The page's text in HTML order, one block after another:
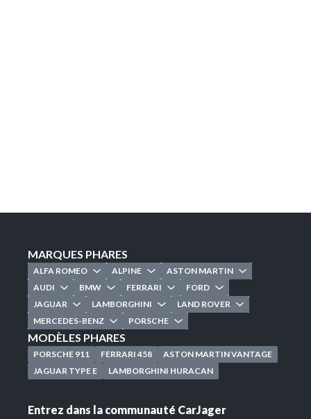
MARQUES PHARES
ALFA ROMEO ALPINE
ASTON MARTIN
AUDI
BMW FERRARI
FORD
JAGUAR
LAMBORGHINI
LAND ROVER
MERCEDES-BENZ
PORSCHE
MODÈLES PHARES
PORSCHE 911 FERRARI 458
ASTON MARTIN VANTAGE
JAGUAR TYPE E
LAMBORGHINI HURACAN
Entrez dans la communauté CarJager